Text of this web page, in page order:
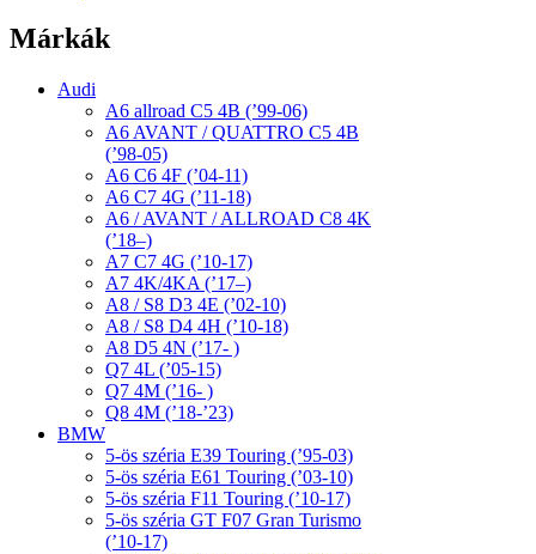
Márkák
Audi
A6 allroad C5 4B (’99-06)
A6 AVANT / QUATTRO C5 4B
(’98-05)
A6 C6 4F (’04-11)
A6 C7 4G (’11-18)
A6 / AVANT / ALLROAD C8 4K
(’18–)
A7 C7 4G (’10-17)
A7 4K/4KA (’17–)
A8 / S8 D3 4E (’02-10)
A8 / S8 D4 4H (’10-18)
A8 D5 4N (’17- )
Q7 4L (’05-15)
Q7 4M (’16- )
Q8 4M (’18-’23)
BMW
5-ös széria E39 Touring (’95-03)
5-ös széria E61 Touring (’03-10)
5-ös széria F11 Touring (’10-17)
5-ös széria GT F07 Gran Turismo
(’10-17)